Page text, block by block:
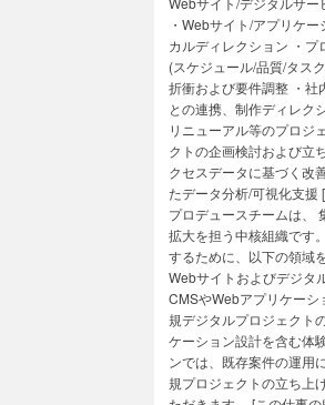
・Webサイト/アプリケ
カルディレクション ・プ
(スケジュール/品質/タス
折衝および要件調整 ・社
との連携、制作ディレク
リニューアル等のプロジ
クトの企画検討および立
クセスデータに基づく改
たデータ分析/可視化支援
プロデュースチームは、
拡大を担う中核組織です
するために、以下の領域
Webサイトおよびデジタ
CMSやWebアプリケー
規デジタルプロジェクト
ケーション設計を含む体
ンでは、既存案件の運用
規プロジェクトの立ち上